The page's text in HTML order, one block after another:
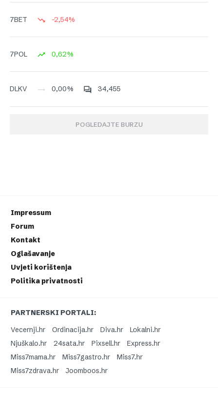
7BET -2,54%
7POL 0,62%
DLKV 0,00% 34,455
POGLEDAJTE BURZU
Impressum
Forum
Kontakt
Oglašavanje
Uvjeti korištenja
Politika privatnosti
PARTNERSKI PORTALI:
Vecernji.hr
Ordinacija.hr Diva.hr
Lokalni.hr
Njuškalo.hr
24sata.hr Pixsell.hr
Express.hr
Miss7mama.hr
Miss7gastro.hr
Miss7.hr
Miss7zdrava.hr
Joomboos.hr